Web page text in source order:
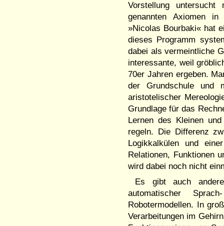
Vorstellung
genannten Axiomen
»Nicolas Bourbaki« hat
dieses Programm
dabei als vermeintliche
interessante, weil
70er Jahren ergeben.
der Grundschule und
aristotelischer
Grundlage für das
Lernen des Kleinen
regeln. Die Differenz
Logikkalkülen und
Relationen, Funktionen
wird dabei noch nicht
Es gibt auch
automatischer
Robotermodellen. In
Verarbeitungen im